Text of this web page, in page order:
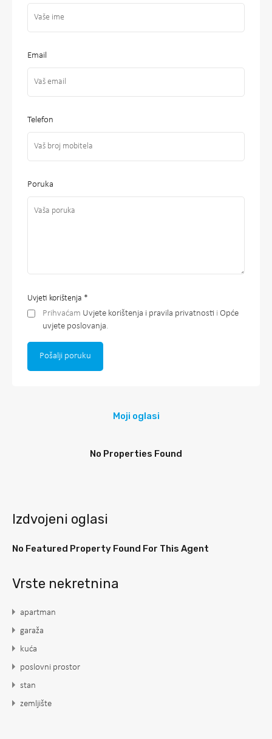
Email
Telefon
Poruka
Uvjeti korištenja *
Prihvaćam Uvjete korištenja i pravila privatnosti i Opće
uvjete poslovanja.
Moji oglasi
No Properties Found
Izdvojeni oglasi
No Featured Property Found For This Agent
Vrste nekretnina
apartman
garaža
kuća
poslovni prostor
stan
zemljište